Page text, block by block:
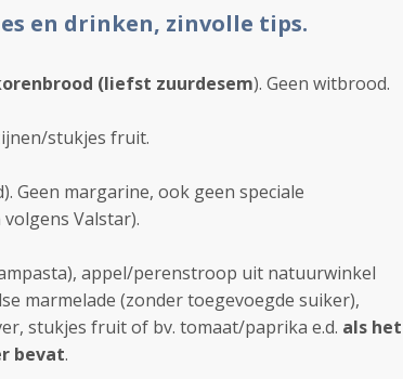
en drinken, zinvolle tips.
(liefst zuurdesem). Geen witbrood.
stukjes fruit.
Geen margarine, ook geen speciale
Valstar).
appel/perenstroop uit natuurwinkel
marmelade (zonder toegevoegde suiker),
stukjes fruit of bv. tomaat/paprika e.d. als het
bevat.